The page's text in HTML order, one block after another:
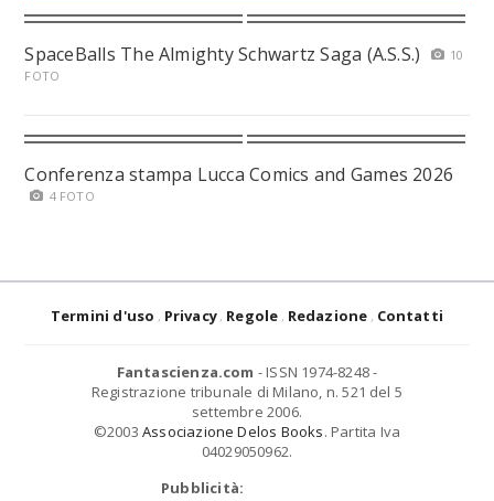
SpaceBalls The Almighty Schwartz Saga (A.S.S.)
10
FOTO
Conferenza stampa Lucca Comics and Games 2026
4 FOTO
Termini d'uso Privacy Regole Redazione Contatti
Fantascienza.com - ISSN 1974-8248 -
Registrazione tribunale di Milano, n. 521 del 5
settembre 2006.
©2003 Associazione Delos Books. Partita Iva
04029050962.
Pubblicità: